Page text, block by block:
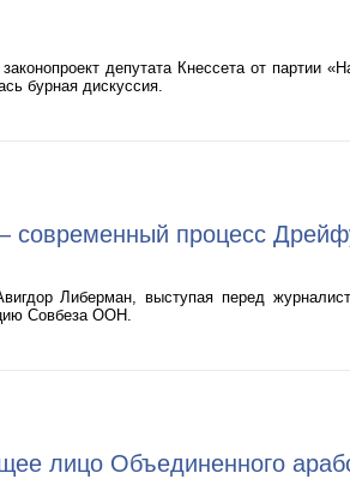
депутата Кнессета от
бурная дискуссия.
процесс
Либерман, выступая перед
Совбеза ООН.
лицо Объединенного